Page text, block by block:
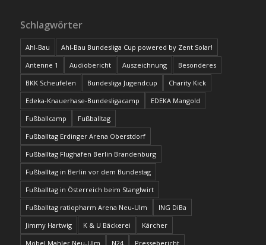
Schlagwörter
Ahl-Bau
Ahl-Bau Bundesliga Cup powered by Zent Solar!
Antenne 1
Audiobericht Auszeichnung
Besonderes
BKK Scheufelen
Bundesliga Jugendcup
Charity Kick
Edeka-Knauerhase-Bundesligacamp
EDEKA Mangold
Fußballcamp
Fußballtag
Fußballtag Erdinger Arena Oberstdorf
Fußballtag Flughafen Berlin Brandenburg
Fußballtag in Berlin vor dem Bundestag
Fußballtag in Österreich beim Stanglwirt
Fußballtag ratiopharm Arena Neu-Ulm
ING DiBa
Jimmy Hartwig
K & U Bäckerei
Kärcher
Möbel Mahler Neu-Ulm
N24
Pressebericht